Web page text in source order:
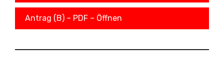
Antrag (B) – PDF – Öffnen